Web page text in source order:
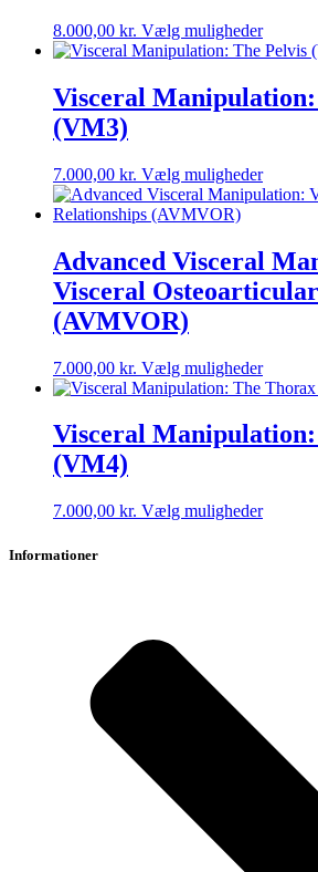
8.000,00 kr. Vælg mulighederDette
vare
flere
vælges
på
Visceral
(VM3)
7.000,00 kr. Vælg mulighederDette
vare
varianter.
kan
Advanced Visceral
Visceral
(AVMVOR)
7.000,00 kr. Vælg mulighederDette
vare
flere
vælges
Visceral
(VM4)
7.000,00 kr. Vælg mulighederDette
Informationer